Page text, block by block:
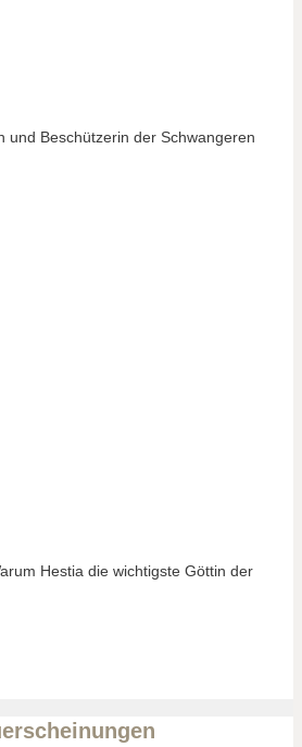
und Beschützerin der Schwangeren
Hestia die wichtigste Göttin der